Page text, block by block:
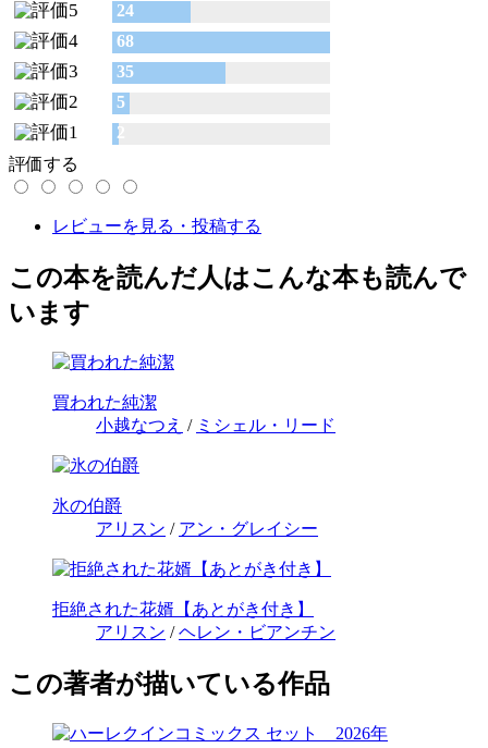
24
68
35
5
2
評価する
レビューを見る・投稿する
この本を読んだ人はこんな本も読んで
います
買われた純潔
小越なつえ / ミシェル・リード
氷の伯爵
アリスン / アン・グレイシー
拒絶された花婿【あとがき付き】
アリスン /ヘレン・ビアンチン
この著者が描いている作品